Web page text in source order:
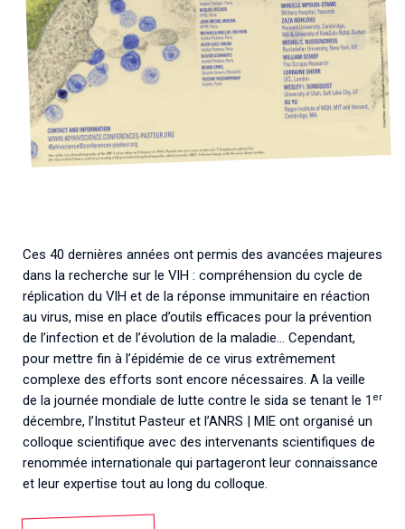
Associations de patient.e.s
Collaboration avec les acteurs communautaires
Cellule Émergence mpox
Ouverte depuis décembre 2023, pour suivre l'épidémie
en RDC, elle reste active suite à des cas à Mayotte et à
La Réunion.
Cellules Émergence
Ces 40 dernières années ont permis des avancées majeures
dans la recherche sur le VIH : compréhension du cycle de
réplication du VIH et de la réponse immunitaire en réaction
au virus, mise en place d’outils efficaces pour la prévention
de l’infection et de l’évolution de la maladie… Cependant,
pour mettre fin à l’épidémie de ce virus extrêmement
complexe des efforts sont encore nécessaires. A la veille
de la journée mondiale de lutte contre le sida se tenant le 1 er
décembre, l’Institut Pasteur et l’ANRS | MIE ont organisé un
colloque scientifique avec des intervenants scientifiques de
renommée internationale qui partageront leur connaissance
et leur expertise tout au long du colloque.